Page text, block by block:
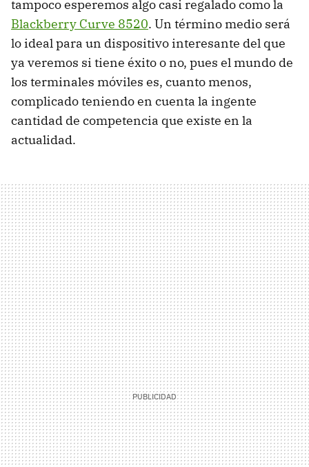
tampoco esperemos algo casi regalado como la
Blackberry Curve 8520. Un término medio será
lo ideal para un dispositivo interesante del que
ya veremos si tiene éxito o no, pues el mundo de
los terminales móviles es, cuanto menos,
complicado teniendo en cuenta la ingente
cantidad de competencia que existe en la
actualidad.